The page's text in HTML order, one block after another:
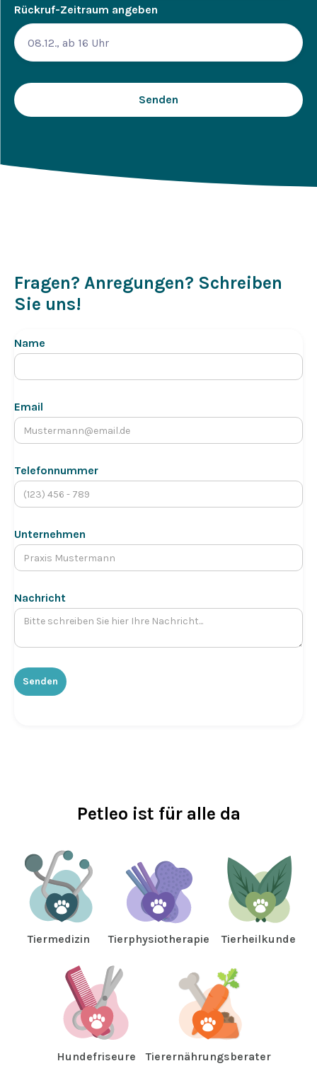
Rückruf-Zeitraum angeben
Fragen? Anregungen? Schreiben
Sie uns!
Name
Email
Telefonnummer
Unternehmen
Nachricht
Petleo ist für alle da
Tiermedizin Tierphysiotherapie Tierheilkunde
Hundefriseure Tierernährungsberater